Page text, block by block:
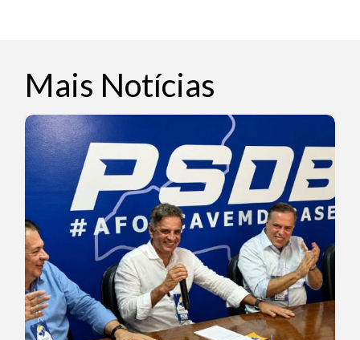
Mais Notícias